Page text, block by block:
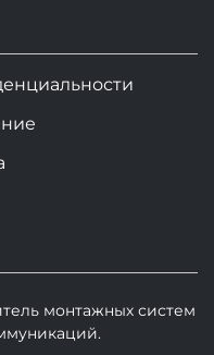
монтажных систем